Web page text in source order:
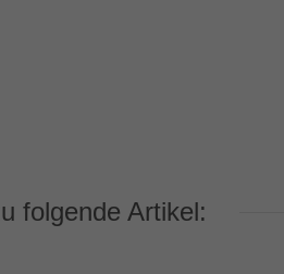
folgende Artikel: